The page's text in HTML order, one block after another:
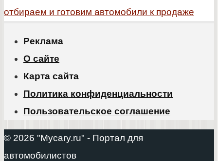
отбираем и готовим автомобили к продаже
Реклама
О сайте
Карта сайта
Политика конфиденциальности
Пользовательское соглашение
© 2026 "Mycary.ru" - Портал для
автомобилистов